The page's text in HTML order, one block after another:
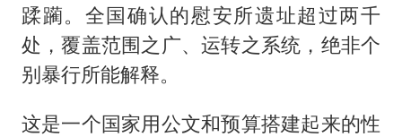
蹂躏。全国确认的慰安所遗址超过两千
处，覆盖范围之广、运转之系统，绝非个
别暴行所能解释。
这是一个国家用公文和预算搭建起来的性